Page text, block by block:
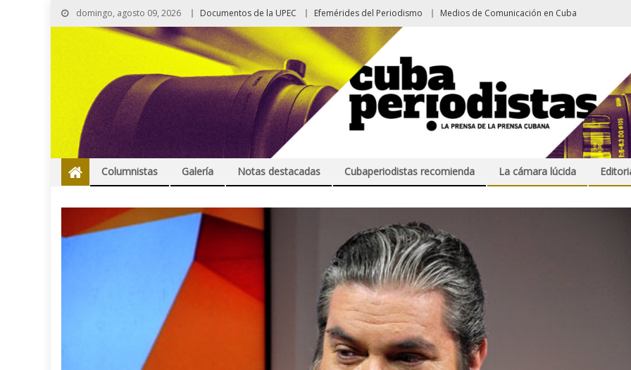
domingo, agosto 09, 2026 Documentos de la UPEC Efemérides del Periodismo Medios de Comunicación en Cuba
Columnistas Galería Notas destacadas Cubaperiodistas recomienda La cámara lúcida